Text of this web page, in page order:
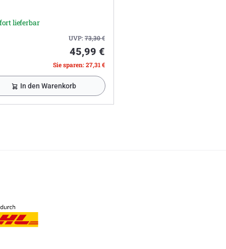
lieferbar
UVP:73,30€
45,99 €
Sie sparen: 27,31 €
In den Warenkorb